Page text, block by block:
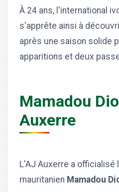
À 24 ans, l'international
s'apprête ainsi à
après une saison solide
apparitions et deux
Mamadou
Auxerre
L'AJ Auxerre a officialisé
mauritanien Mamadou